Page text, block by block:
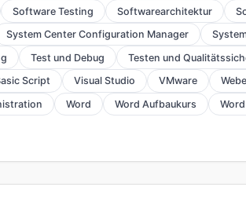
Software Testing Softwarearchitektur
System Center Configuration Manager
Test und Debug Testen und
Script Visual Studio VMware
Word Word Aufbaukurs